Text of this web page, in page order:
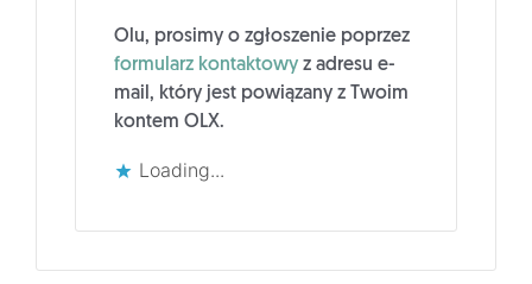
Olu, prosimy o zgłoszenie poprzez
formularz kontaktowy z adresu e-
mail, który jest powiązany z Twoim
kontem OLX.
Loading...